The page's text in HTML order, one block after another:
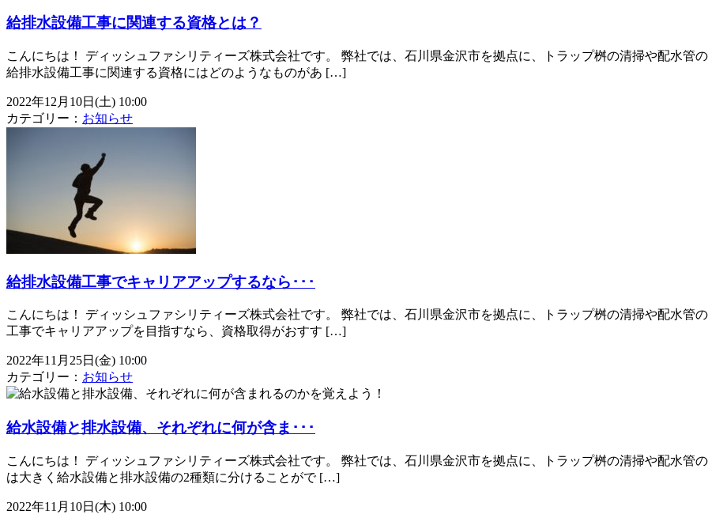
給排水設備工事に関連する資格とは？
こんにちは！ ディッシュファシリティーズ株式会社です。 弊社では、石川県金沢市を拠点に、トラップ桝の清掃や配水管
給排水設備工事に関連する資格にはどのようなものがあ […]
2022年12月10日(土) 10:00
カテゴリー： お知らせ
給排水設備工事でキャリアアップするなら･･･
こんにちは！ ディッシュファシリティーズ株式会社です。 弊社では、石川県金沢市を拠点に、トラップ桝の清掃や配水管
工事でキャリアアップを目指すなら、資格取得がおすす […]
2022年11月25日(金) 10:00
カテゴリー： お知らせ
給水設備と排水設備、それぞれに何が含ま･･･
こんにちは！ ディッシュファシリティーズ株式会社です。 弊社では、石川県金沢市を拠点に、トラップ桝の清掃や配水管
は大きく給水設備と排水設備の2種類に分けることがで […]
2022年11月10日(木) 10:00